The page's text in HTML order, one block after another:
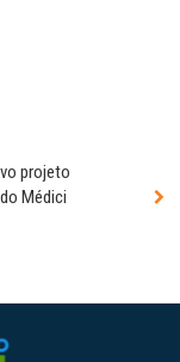
projeto
Médici